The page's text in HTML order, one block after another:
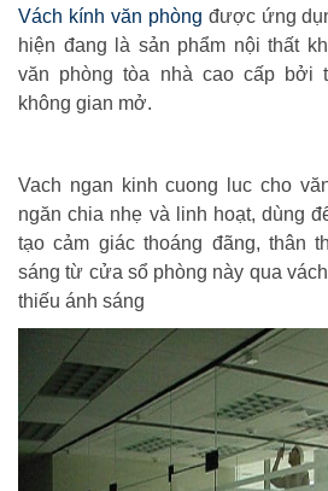
Vách kính văn phòng được ứng
hiện đang là sản phẩm nội thất
văn phòng tòa nhà cao cấp bởi
không gian mở.
Vach ngan kinh cuong luc cho
ngăn chia nhẹ và linh hoạt, dùng
tạo cảm giác thoáng đãng, thân
sáng từ cửa sổ phòng này qua
thiếu ánh sáng